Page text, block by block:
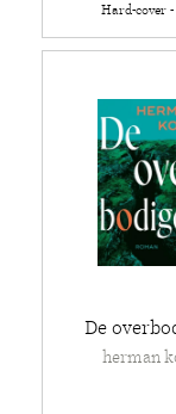
Hard-cover -
De
herman